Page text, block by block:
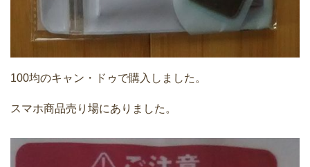
100均のキャン・ドゥで購入しました。
スマホ商品売り場にありました。